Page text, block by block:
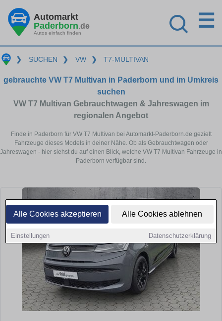
Alle Cookies akzeptieren Alle Cookies ablehnen
Einstellungen Datenschutzerklärung
Automarkt
Paderborn.de
Autos einfach finden
☰
❯ SUCHEN ❯ VW ❯ T7-MULTIVAN
gebrauchte VW T7 Multivan in Paderborn und im Umkreis
suchen
VW T7 Multivan Gebrauchtwagen & Jahreswagen im
regionalen Angebot
Finde in Paderborn für VW T7 Multivan bei Automarkt-Paderborn.de gezielt
Fahrzeuge dieses Models in deiner Nähe. Ob als Gebrauchtwagen oder
Jahreswagen - hier siehst du auf einen Blick, welche VW T7 Multivan Fahrzeuge in
Paderborn verfügbar sind.